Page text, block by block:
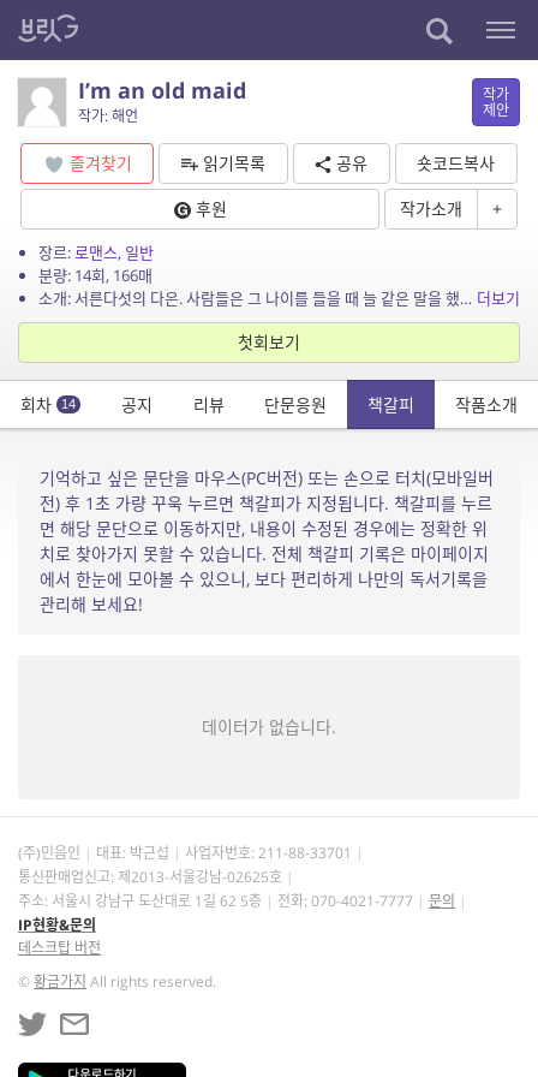
I’m an old maid
작가: 해언
작가
제안
즐겨찾기 읽기목록 공유
숏코드복사
후원
작가소개 +
장르:로맨스, 일반
분량: 14회, 166매
소개: 서른다섯의 다은. 사람들은 그 나이를 들을 때 늘 같은 말을 했다. “더 늦기 전에 이제는 결혼해야지.” 처음엔 그 말이 잔소리처럼 들렸다. 그다음엔 기준처럼 들렸고, 이제는 평가... 더보기
첫회보기
회차 14 공지 리뷰 단문응원 책갈피 작품소개
기억하고 싶은 문단을 마우스(PC버전) 또는 손으로 터치(모바일버
전) 후 1초 가량 꾸욱 누르면 책갈피가 지정됩니다. 책갈피를 누르
면 해당 문단으로 이동하지만, 내용이 수정된 경우에는 정확한 위
치로 찾아가지 못할 수 있습니다. 전체 책갈피 기록은 마이페이지
에서 한눈에 모아볼 수 있으니, 보다 편리하게 나만의 독서기록을
관리해 보세요!
데이터가 없습니다.
(주)민음인 대표: 박근섭 사업자번호: 211-88-33701
통신판매업신고: 제2013-서울강남-02625호
주소: 서울시 강남구 도산대로 1길 62 5층
전화: 070-4021-7777
문의
IP현황&문의
데스크탑 버전
©황금가지 All rights reserved.